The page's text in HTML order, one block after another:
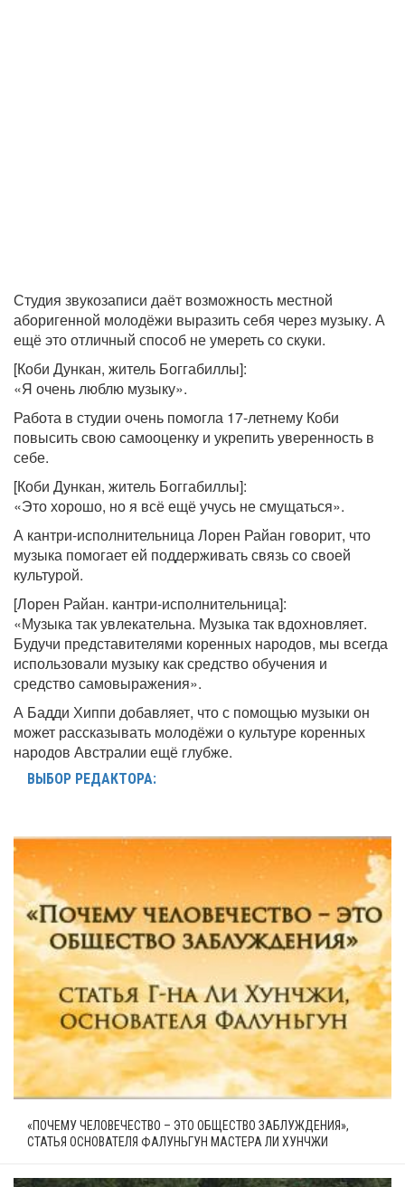
Студия звукозаписи даёт возможность местной
аборигенной молодёжи выразить себя через музыку. А
ещё это отличный способ не умереть со скуки.
[Коби Дункан, житель Боггабиллы]:
«Я очень люблю музыку».
Работа в студии очень помогла 17-летнему Коби
повысить свою самооценку и укрепить уверенность в
себе.
[Коби Дункан, житель Боггабиллы]:
«Это хорошо, но я всё ещё учусь не смущаться».
А кантри-исполнительница Лорен Райан говорит, что
музыка помогает ей поддерживать связь со своей
культурой.
[Лорен Райан. кантри-исполнительница]:
«Музыка так увлекательна. Музыка так вдохновляет.
Будучи представителями коренных народов, мы всегда
использовали музыку как средство обучения и
средство самовыражения».
А Бадди Хиппи добавляет, что с помощью музыки он
может рассказывать молодёжи о культуре коренных
народов Австралии ещё глубже.
ВЫБОР РЕДАКТОРА:
«ПОЧЕМУ ЧЕЛОВЕЧЕСТВО – ЭТО ОБЩЕСТВО ЗАБЛУЖДЕНИЯ»,
СТАТЬЯ ОСНОВАТЕЛЯ ФАЛУНЬГУН МАСТЕРА ЛИ ХУНЧЖИ